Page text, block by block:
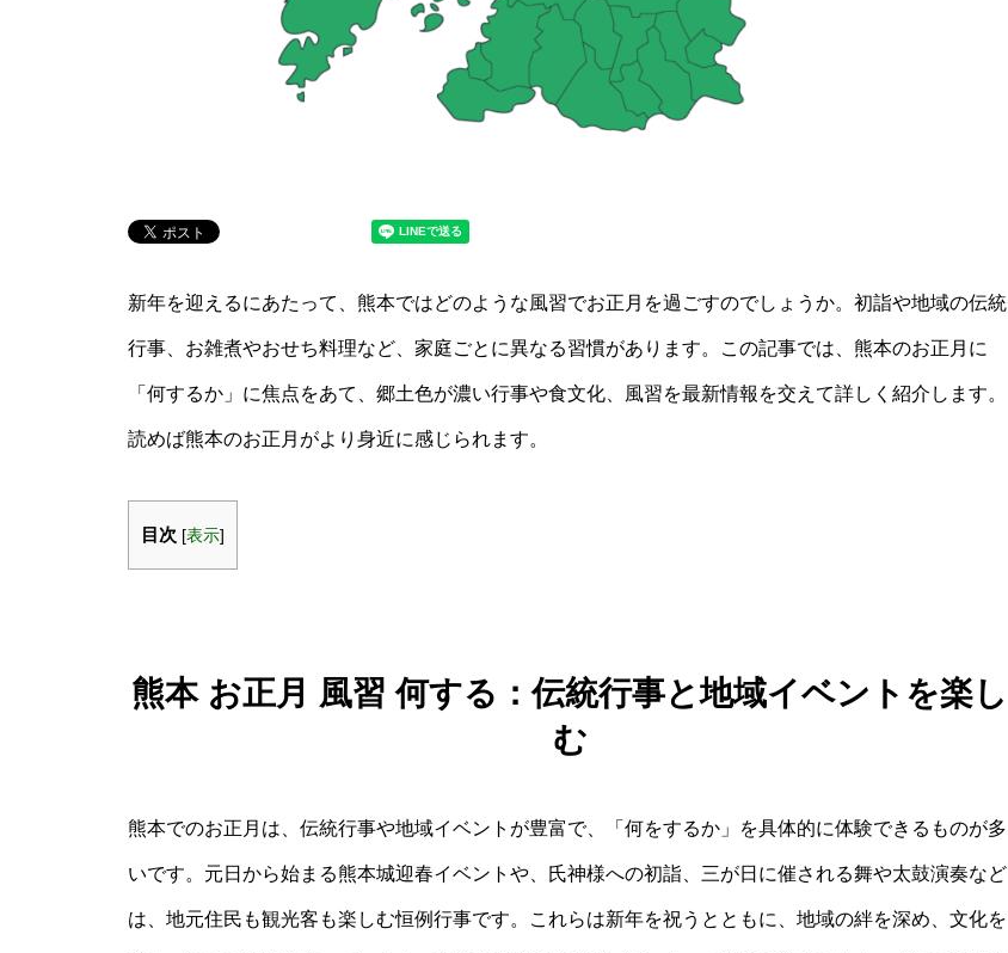
新年を迎えるにあたって、熊本ではどのような風習でお正月を過ごすのでしょうか。初詣や地域の伝統
行事、お雑煮やおせち料理など、家庭ごとに異なる習慣があります。この記事では、熊本のお正月に
「何するか」に焦点をあて、郷土色が濃い行事や食文化、風習を最新情報を交えて詳しく紹介します。
読めば熊本のお正月がより身近に感じられます。
目次 [表示]
熊本 お正月 風習 何する：伝統行事と地域イベントを楽し
む
熊本でのお正月は、伝統行事や地域イベントが豊富で、「何をするか」を具体的に体験できるものが多
いです。元日から始まる熊本城迎春イベントや、氏神様への初詣、三が日に催される舞や太鼓演奏など
は、地元住民も観光客も楽しむ恒例行事です。これらは新年を祝うとともに、地域の絆を深め、文化を